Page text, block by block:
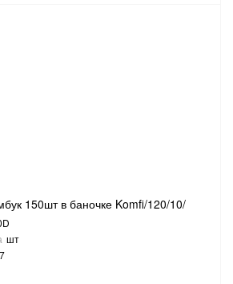
150шт в баночке Komfi/120/10/
шт